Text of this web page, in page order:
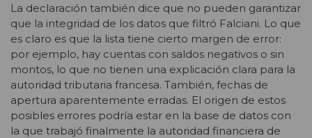
La declaración también dice que no pueden garantizar
que la integridad de los datos que filtró Falciani. Lo que
es claro es que la lista tiene cierto margen de error:
por ejemplo, hay cuentas con saldos negativos o sin
montos, lo que no tienen una explicación clara para la
autoridad tributaria francesa. También, fechas de
apertura aparentemente erradas. El origen de estos
posibles errores podría estar en la base de datos con
la que trabajó finalmente la autoridad financiera de